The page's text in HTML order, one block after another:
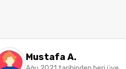
Mustafa A.